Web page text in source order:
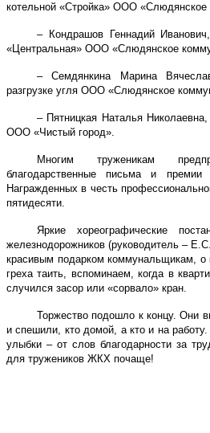
котельной «Стройка» ООО «Слюдянское
– Кондрашов Геннадий
«Центральная» ООО «Слюдянское
– Семдянкина Марина
разгрузке угля ООО «Слюдянское
– Пятницкая Наталья
ООО «Чистый город».
Многим труженикам
благодарственные письма и премии
Награжденных в честь
пятидесяти.
Яркие хореографические
железнодорожников (руководитель –
красивым подарком коммунальщикам,
греха таить, вспоминаем, когда в
случился засор или «сорвало» кран.
Торжество подошло к концу. Они
и спешили, кто домой, а кто и на
улыбки – от слов благодарности за
для тружеников ЖКХ почаще!